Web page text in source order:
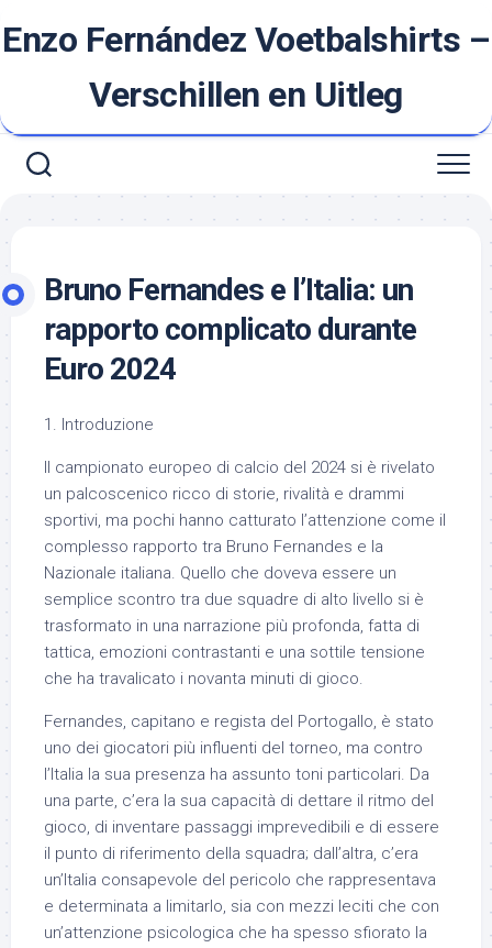
naar
Enzo Fernández Voetbalshirts –
Verschillen en Uitleg
Bruno Fernandes e l’Italia: un
rapporto complicato durante
Euro 2024
1. Introduzione
Il campionato europeo di calcio del 2024 si è rivelato
un palcoscenico ricco di storie, rivalità e drammi
sportivi, ma pochi hanno catturato l’attenzione come il
complesso rapporto tra Bruno Fernandes e la
Nazionale italiana. Quello che doveva essere un
semplice scontro tra due squadre di alto livello si è
trasformato in una narrazione più profonda, fatta di
tattica, emozioni contrastanti e una sottile tensione
che ha travalicato i novanta minuti di gioco.
Fernandes, capitano e regista del Portogallo, è stato
uno dei giocatori più influenti del torneo, ma contro
l’Italia la sua presenza ha assunto toni particolari. Da
una parte, c’era la sua capacità di dettare il ritmo del
gioco, di inventare passaggi imprevedibili e di essere
il punto di riferimento della squadra; dall’altra, c’era
un’Italia consapevole del pericolo che rappresentava
e determinata a limitarlo, sia con mezzi leciti che con
un’attenzione psicologica che ha spesso sfiorato la